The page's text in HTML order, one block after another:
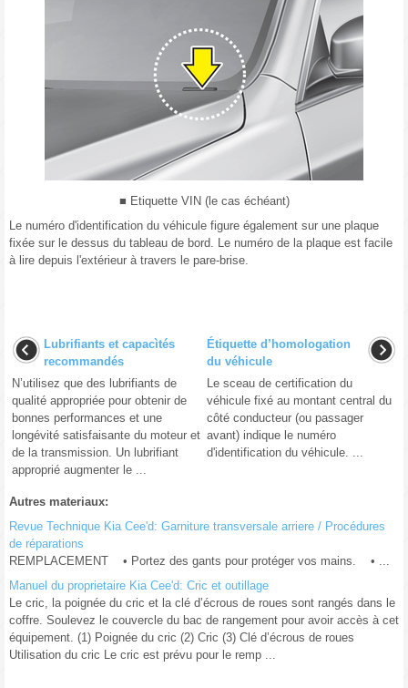
■ Etiquette VIN (le cas échéant)
Le numéro d'identification du véhicule figure également sur une plaque
fixée sur le dessus du tableau de bord. Le numéro de la plaque est facile
à lire depuis l'extérieur à travers le pare-brise.
Lubrifiants et capacìtés
recommandés
N’utilisez que des lubrifiants de
qualité appropriée pour obtenir de
bonnes performances et une
longévité satisfaisante du moteur et
de la transmission. Un lubrifiant
approprié augmenter le ...
Étiquette d’homologation
du véhicule
Le sceau de certification du
véhicule fixé au montant central du
côté conducteur (ou passager
avant) indique le numéro
d'identification du véhicule. ...
Autres materiaux:
Revue Technique Kia Cee'd: Garniture transversale arriere / Procédures
de réparations
REMPLACEMENT • Portez des gants pour protéger vos mains. • ...
Manuel du proprietaire Kia Cee'd: Cric et outillage
Le cric, la poignée du cric et la clé d’écrous de roues sont rangés dans le
coffre. Soulevez le couvercle du bac de rangement pour avoir accès à cet
équipement. (1) Poignée du cric (2) Cric (3) Clé d’écrous de roues
Utilisation du cric Le cric est prévu pour le remp ...